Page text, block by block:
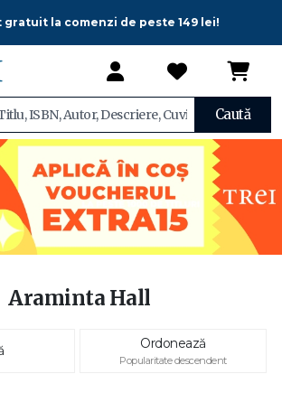
gratuit la comenzi de peste 149 lei!
Caută
Araminta Hall
Ordonează
Popularitate descendent